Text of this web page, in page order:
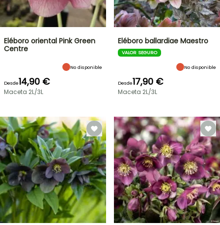
Eléboro oriental Pink Green
Centre
No disponible
Desde14,90 €
Maceta 2L/3L
Eléboro ballardiae Maestro
VALOR SEGURO
No disponible
Desde17,90 €
Maceta 2L/3L